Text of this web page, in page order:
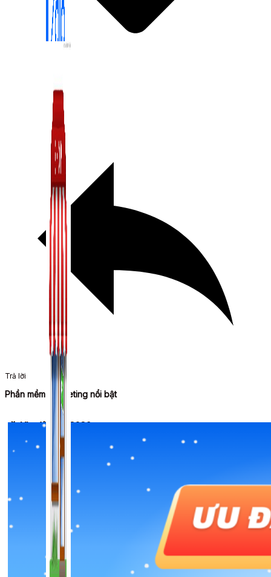
Zalo Marketing
104 bài viết
New
Trả lời
Phần mềm Marketing nổi bật
🎉 Ưu đãi Tết 2026